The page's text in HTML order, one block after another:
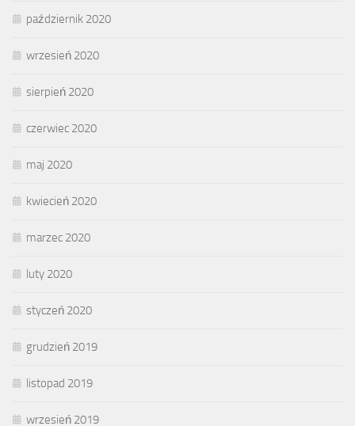
październik 2020
wrzesień 2020
sierpień 2020
czerwiec 2020
maj 2020
kwiecień 2020
marzec 2020
luty 2020
styczeń 2020
grudzień 2019
listopad 2019
wrzesień 2019